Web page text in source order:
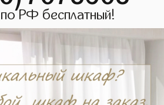
РФ бесплатный!